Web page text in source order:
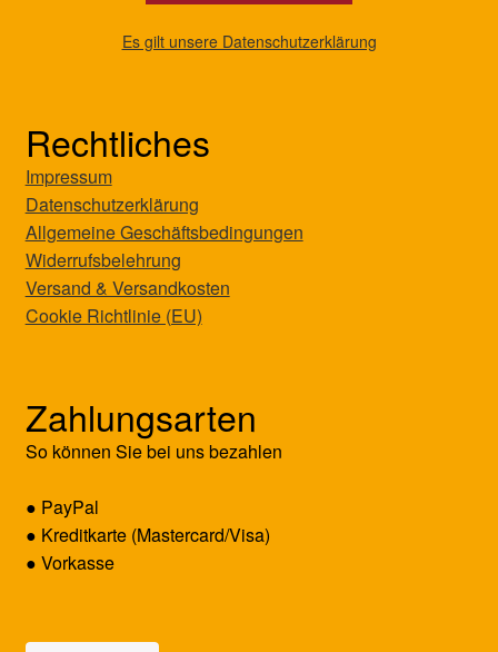
Es gilt unsere Datenschutzerklärung
Rechtliches
Impressum
Datenschutzerklärung
Allgemeine Geschäftsbedingungen
Widerrufsbelehrung
Versand & Versandkosten
Cookie Richtlinie (EU)
Zahlungsarten
So können Sie bei uns bezahlen
● PayPal
● Kreditkarte (Mastercard/Visa)
● Vorkasse